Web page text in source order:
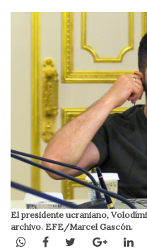
El presidente ucraniano,
archivo. EFE/Marcel Gascón.
WhatsApp
Facebook
Twitter